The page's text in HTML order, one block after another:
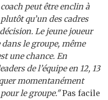
peut être enclin à
qu’un des cadres
Le jeune joueur
le groupe, même
une chance. En
de l’équipe en 12, 13
momentanément
le groupe."Pas facile